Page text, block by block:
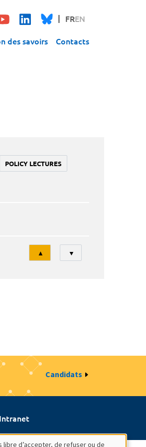
FREN
des savoirs Contacts
POLICY LECTURES
Tri
▲ ▼
Candidats
Intranet
d’accepter, de refuser ou de